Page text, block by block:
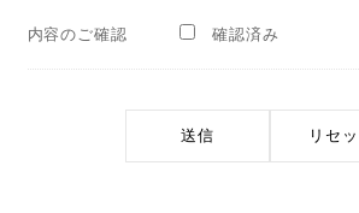
内容のご確認 確認済み